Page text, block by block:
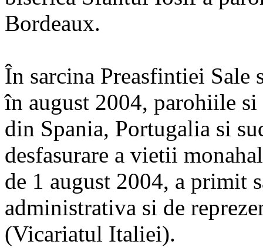
Bordeaux.
În sarcina Preasfintiei Sale
în august 2004, parohiile
din Spania, Portugalia si
desfasurare a vietii
de 1 august 2004, a primit
administrativa si de
(Vicariatul Italiei).